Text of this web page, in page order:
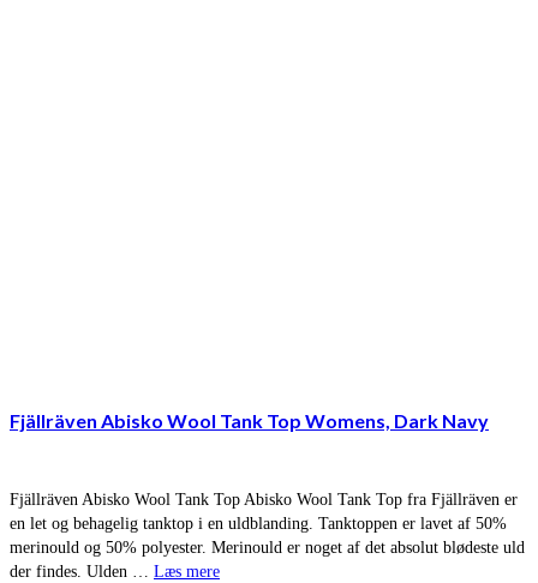
Fjällräven Abisko Wool Tank Top Womens, Dark Navy
Fjällräven Abisko Wool Tank Top Abisko Wool Tank Top fra Fjällräven er
en let og behagelig tanktop i en uldblanding. Tanktoppen er lavet af 50%
merinould og 50% polyester. Merinould er noget af det absolut blødeste uld
der findes. Ulden … Læs mere